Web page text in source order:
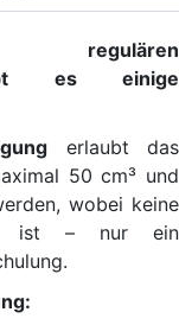
gibt es einige
erlaubt das
50 cm³ und
wobei keine
ist – nur ein